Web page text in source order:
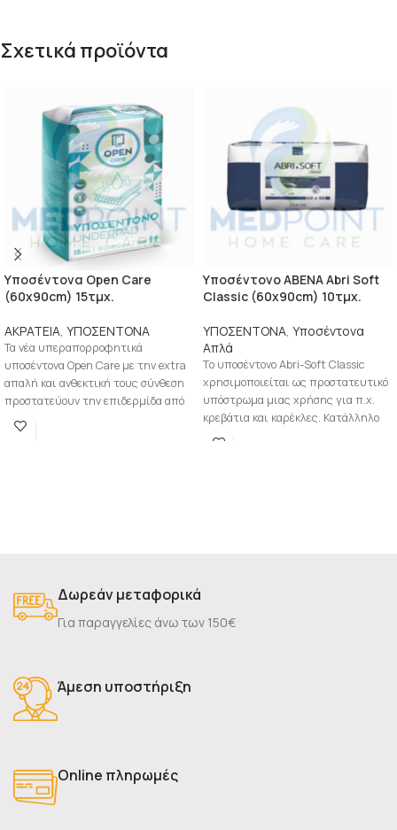
Σχετικά προϊόντα
Υποσέντονα Open Care
(60x90cm) 15τμχ.
ΑΚΡΑΤΕΙΑ, ΥΠΟΣΕΝΤΟΝΑ
Τα νέα υπεραπορροφητικά
υποσέντονα Open Care με την extra
απαλή και ανθεκτική τους σύνθεση
προστατεύουν την επιδερμίδα από
υγρασία και
Υποσέντονο ABENA Abri Soft
Classic (60x90cm) 10τμχ.
ΥΠΟΣΕΝΤΟΝΑ, Υποσέντονα
Απλά
Τo υποσέντονo Abri-Soft Classic
χρησιμοποιείται ως προστατευτικό
υπόστρωμα μιας χρήσης για π.χ.
κρεβάτια και καρέκλες. Κατάλληλο
για χρήστες ακράτειας, αλλά
Δωρεάν μεταφορικά
Για παραγγελίες άνω των 150€
Άμεση υποστήριξη
Online πληρωμές